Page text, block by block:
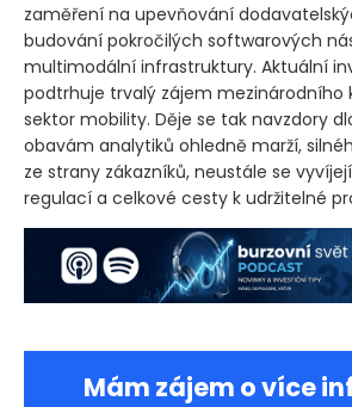
zaměření na upevňování
budování pokročilých softwarových
multimodální infrastruktury. Aktuální
podtrhuje trvalý zájem mezinárodního
sektor mobility. Děje se tak navzdory
obavám analytiků ohledně marží,
ze strany zákazníků, neustále se
regulací a celkové cesty k udržitelné
Mám zájem o více